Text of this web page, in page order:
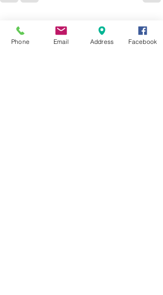
最新記事 すべて表示
Phone Email Address Facebook